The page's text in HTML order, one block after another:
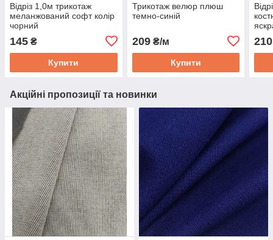
Відріз 1,0м трикотаж
меланжований софт колір
чорний
145 ₴
Купити
Трикотаж велюр плюш
темно-синій
209₴/м
Купити
210
Акційні пропозиції та новинки